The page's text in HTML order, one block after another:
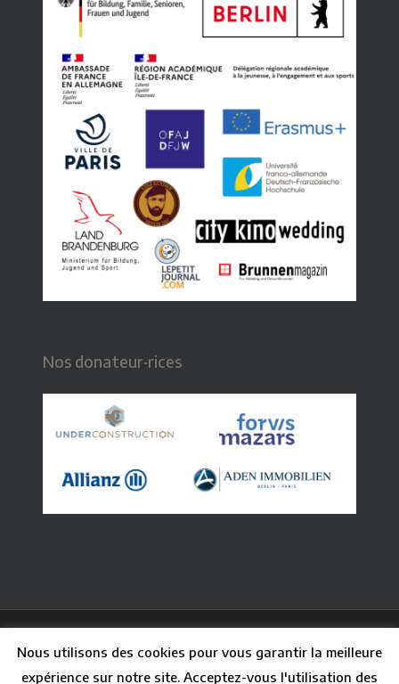
Nos donateur·rices
Claire Paq| Webdesign : Guillaume Besson
Nous utilisons des cookies pour vous garantir la meilleure
expérience sur notre site. Acceptez-vous l'utilisation des